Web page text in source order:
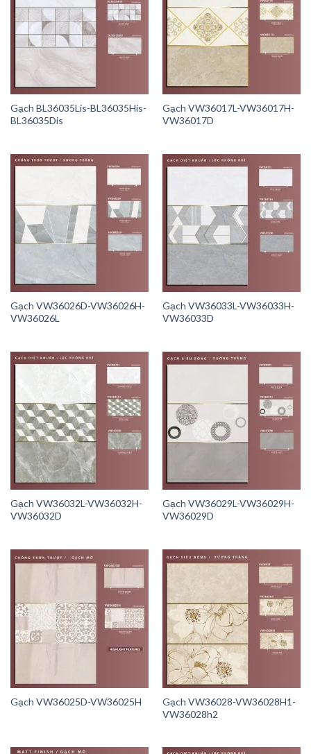
Gạch BL36035Lis-BL36035His-
BL36035Dis
Gạch VW36017L-VW36017H-
VW36017D
Gạch VW36026D-VW36026H-
VW36026L
Gạch VW36033L-VW36033H-
VW36033D
Gạch VW36032L-VW36032H-
VW36032D
Gạch VW36029L-VW36029H-
VW36029D
Gạch VW36025D-VW36025H
Gạch VW36028-VW36028H1-
VW36028h2